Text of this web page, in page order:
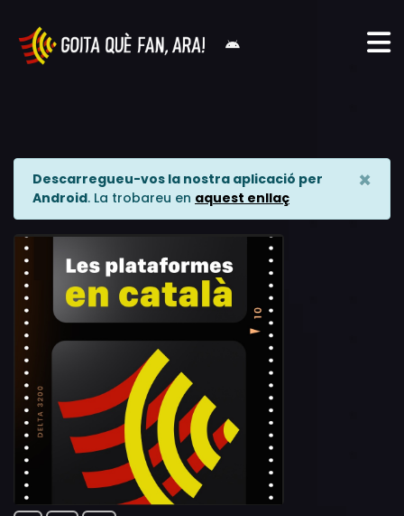
Descarregueu-vos la nostra aplicació per
Android. La trobareu en aquest enllaç
×